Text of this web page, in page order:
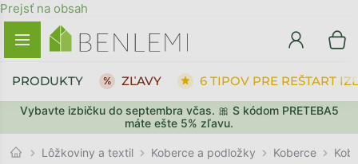
Prejsť na obsah
Vybavte izbičku do septembra včas. 🎀 S kódom PRETEBA5
máte ešte 5% zľavu.
PRODUKTY ZĽAVY 6 TIPOV PRE REŠTART
Lôžkoviny a textil Koberce a podložky Koberce
SPÄŤ DO OBCHODU PREJSŤ DO KOŠÍKA
SPÄŤ DO OBCHODU PREJSŤ DO KOŠÍKA